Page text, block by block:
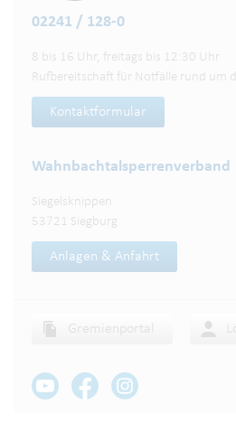
02241 / 128-0
8 bis 16 Uhr, freitags bis 12:30 Uhr
Rufbereitschaft für Notfälle rund um
Kontaktformular
Wahnbachtalsperren­verband
Siegelsknippen
53721 Siegburg
Anlagen & Anfahrt
Gremienportal